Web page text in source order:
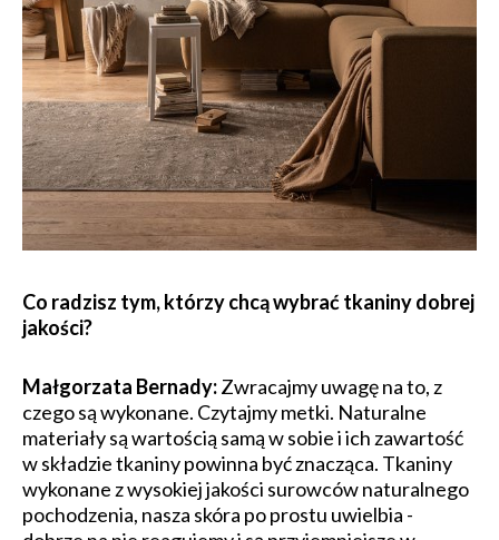
​Co radzisz tym, którzy chcą wybrać tkaniny dobrej
jakości?
Małgorzata Bernady:Zwracajmy uwagę na to, z
czego są wykonane. Czytajmy metki. Naturalne
materiały są wartością samą w sobie i ich zawartość
w składzie tkaniny powinna być znacząca. Tkaniny
wykonane z wysokiej jakości surowców naturalnego
pochodzenia, nasza skóra po prostu uwielbia -